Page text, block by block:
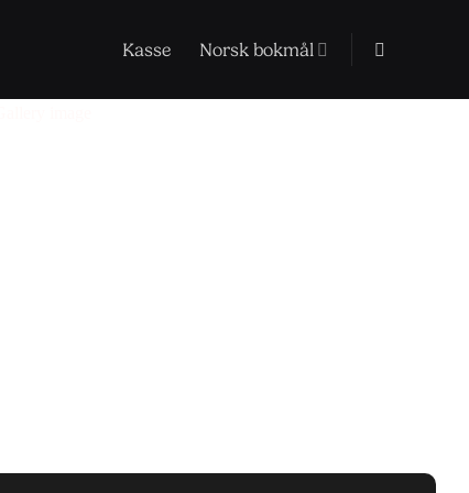
Kasse Norsk bokmål